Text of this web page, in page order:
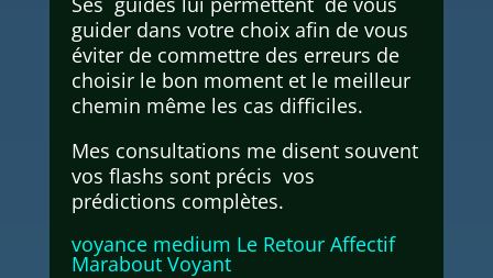
guider dans votre choix afin de vous
éviter de commettre des erreurs de
choisir le bon moment et le meilleur
chemin même les cas difficiles.
Mes consultations me disent souvent
vos flashs sont précis vos
prédictions complètes.
voyance medium Le Retour Affectif
Marabout Voyant